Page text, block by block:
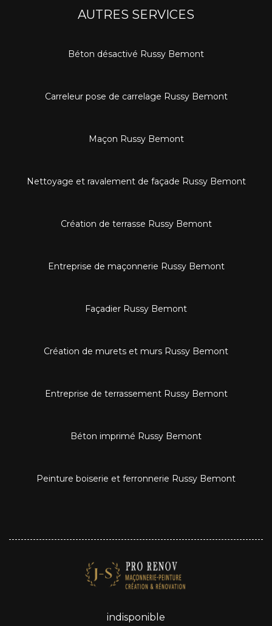
AUTRES SERVICES
Béton désactivé Russy Bemont
Carreleur pose de carrelage Russy Bemont
Maçon Russy Bemont
Nettoyage et ravalement de façade Russy Bemont
Création de terrasse Russy Bemont
Entreprise de maçonnerie Russy Bemont
Façadier Russy Bemont
Création de murets et murs Russy Bemont
Entreprise de terrassement Russy Bemont
Béton imprimé Russy Bemont
Peinture boiserie et ferronnerie Russy Bemont
indisponible